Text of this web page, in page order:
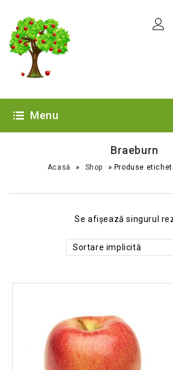
Menu
Braeburn
Acasă » Shop » Produse
Se afișează singurul
Sortare implicită